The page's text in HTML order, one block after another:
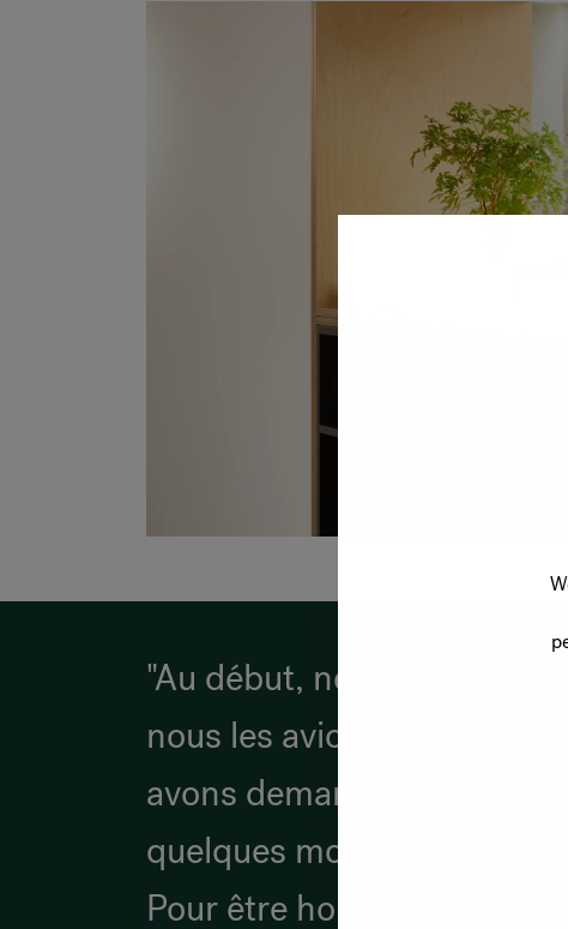
"Au début, nous n’avions
nous les avions bien
avons demandé des
quelques mois avant la
Pour être honnête,